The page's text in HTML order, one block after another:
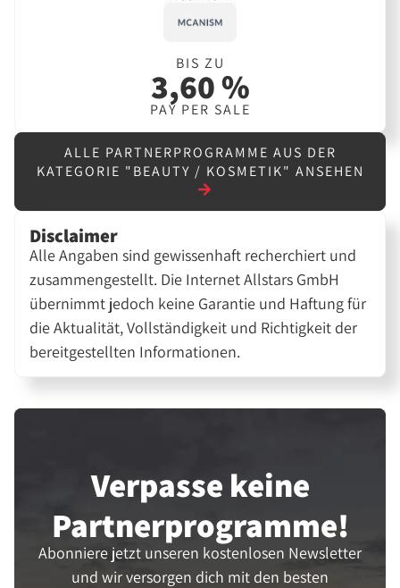
BIS ZU
3,60 %
PAY PER SALE
ALLE PARTNERPROGRAMME AUS DER
KATEGORIE "BEAUTY / KOSMETIK" ANSEHEN
Disclaimer
Alle Angaben sind gewissenhaft recherchiert und
zusammengestellt. Die Internet Allstars GmbH
übernimmt jedoch keine Garantie und Haftung für
die Aktualität, Vollständigkeit und Richtigkeit der
bereitgestellten Informationen.
Verpasse keine
Partner­programme!
Abonniere jetzt unseren kostenlosen Newsletter
und wir versorgen dich mit den besten